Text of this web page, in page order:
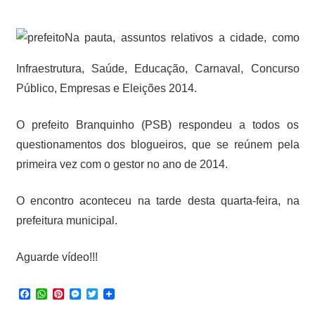
Na pauta, assuntos relativos a cidade, como
Infraestrutura, Saúde, Educação, Carnaval, Concurso
Público, Empresas e Eleições 2014.
O prefeito Branquinho (PSB) respondeu a todos os
questionamentos dos blogueiros, que se reúnem pela
primeira vez com o gestor no ano de 2014.
O encontro aconteceu na tarde desta quarta-feira, na
prefeitura municipal.
Aguarde vídeo!!!
Facebook
WhatsApp
Pinterest
Messenger
Twitter